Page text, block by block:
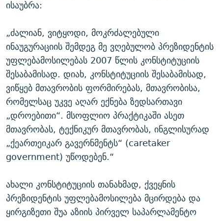
ისაუბრა:
„ძალიან, ვიტყოდი, მოკრძალებული
ინაუგურაციის შემდეგ მე ვღებულობ პრეზიდენტის
უფლებამოსილებას 2007 წლის კონსტიტუციის
შესაბამისად. დიახ, კონსტიტუციის შესაბამისად,
ვიწყებ მთავრობის ფორმირებას, მთავრობისა,
რომელსაც უკვე აღარ ექნება ზედსართავი
„დროებითი“. მსოფლიო პრაქტიკაში ასეთ
მთავრობას, ტექნიკურ მთავრობას, ინგლისურად
„ქეართეიკარ გავერნმენტს“ (caretaker
government) უწოდებენ.“
ახალი კონსტიტუციის თანახმად, ქვეყნის
პრეზიდენტის უფლებამოსილება მცირდება და
ყირგიზეთი შუა აზიის პირველ საპარლამენტო